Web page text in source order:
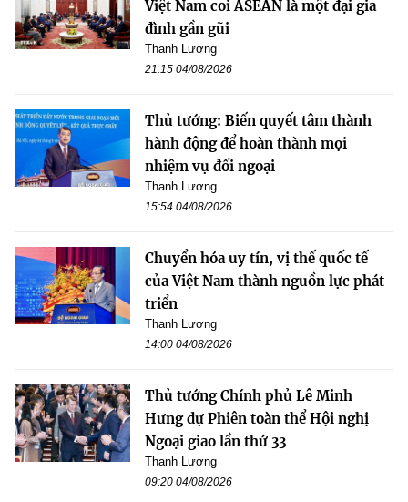
Việt Nam coi ASEAN là một đại gia
đình gần gũi
Thanh Lương
21:15 04/08/2026
Thủ tướng: Biến quyết tâm thành
hành động để hoàn thành mọi
nhiệm vụ đối ngoại
Thanh Lương
15:54 04/08/2026
Chuyển hóa uy tín, vị thế quốc tế
của Việt Nam thành nguồn lực phát
triển
Thanh Lương
14:00 04/08/2026
Thủ tướng Chính phủ Lê Minh
Hưng dự Phiên toàn thể Hội nghị
Ngoại giao lần thứ 33
Thanh Lương
09:20 04/08/2026